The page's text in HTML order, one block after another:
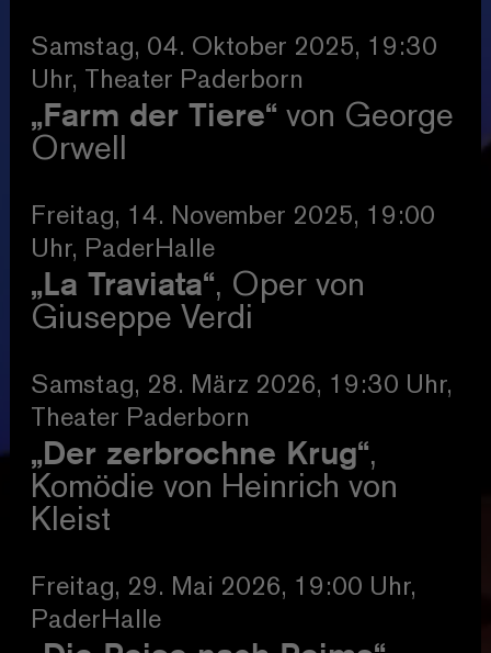
Samstag, 04. Oktober 2025, 19:30
Uhr, Theater Paderborn
„Farm der Tiere“ von George
Orwell
Freitag, 14. November 2025, 19:00
Uhr, PaderHalle
„La Traviata“, Oper von
Giuseppe Verdi
Samstag, 28. März 2026, 19:30 Uhr,
Theater Paderborn
„Der zerbrochne Krug“,
Komödie von Heinrich von
Kleist
Freitag, 29. Mai 2026, 19:00 Uhr,
PaderHalle